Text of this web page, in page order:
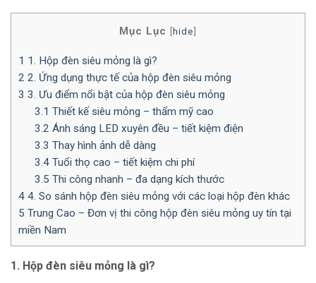
Mục Lục [hide]
1 1. Hộp đèn siêu mỏng là gì?
2 2. Ứng dụng thực tế của hộp đèn siêu mỏng
3 3. Ưu điểm nổi bật của hộp đèn siêu mỏng
3.1 Thiết kế siêu mỏng – thẩm mỹ cao
3.2 Ánh sáng LED xuyên đều – tiết kiệm điện
3.3 Thay hình ảnh dễ dàng
3.4Tuổi thọ cao – tiết kiệm chi phí
3.5 Thi công nhanh – đa dạng kích thước
4 4. So sánh hộp đèn siêu mỏng với các loại hộp đèn khác
5 Trung Cao – Đơn vị thi công hộp đèn siêu mỏng uy tín tại
miền Nam
1. Hộp đèn siêu mỏng là gì?